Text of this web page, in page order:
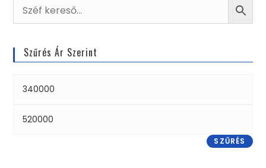
Szűrés Ár Szerint
SZŰRÉS